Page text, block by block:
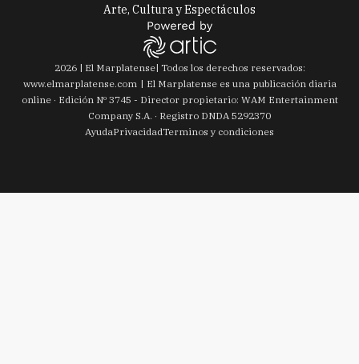
Arte, Cultura y Espectáculos
2026| El Marplatense| Todos los derechos reservados:
www.elmarplatense.com
El Marplatense es una publicación diaria
online · Edición Nº 3745 - Director propietario: WAM Entertainment
Company S.A. · Registro DNDA 5292370
AyudaPrivacidadTerminos y condiciones